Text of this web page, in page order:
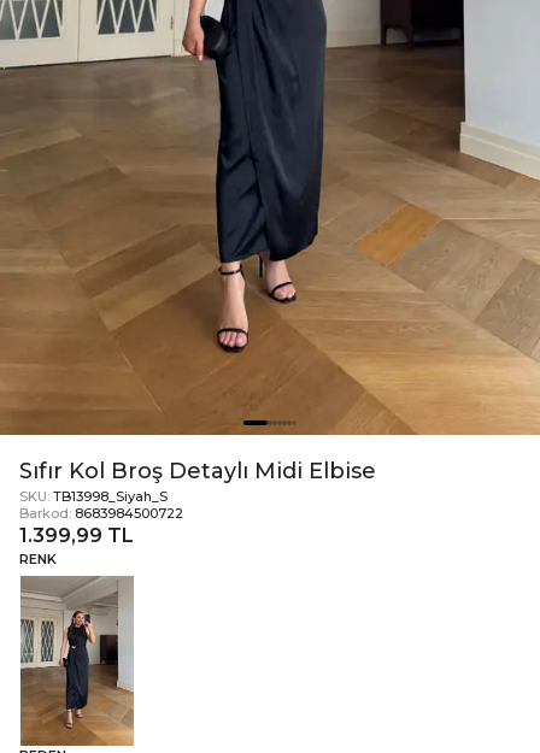
Sıfır Kol Broş Detaylı Midi Elbise
SKU: TB13998_Siyah_S
Barkod: 8683984500722
1.399,99 TL
RENK